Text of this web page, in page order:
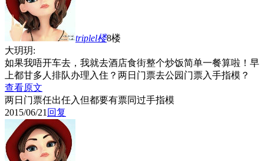
triplel楼8楼
大玥玥:
如果我唔开车去，我就去酒店食街整个炒饭简单一餐算啦！早
上都甘多人排队办理入住？两日门票去公园门票入手指模？
查看原文
两日门票任出任入但都要有票同过手指模
2015/06/21回复